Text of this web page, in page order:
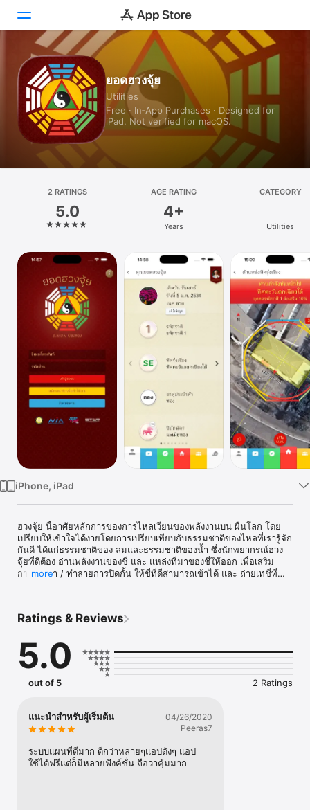
Today
Games
Apps
Arcade
Platform
iPhone
iPad
Vision
Watch
ยอดฮวงจุ้ย
Utilities
Free · In‑App Purchases · Designed for
iPad. Not verified for macOS.
2 RATINGS
5.0
AGE RATING
4+
Years
CATEGORY
Utilities
iPhone, iPad
ฮวงจุ้ย นี้อาศัยหลักการของการไหลเวียนของพลังงานบน ผืนโลก โดย
เปรียบให้เข้าใจได้ง่ายโดยการเปรียบเทียบกับธรรมชาติของไหลที่เรารู้จัก
กันดี ได้แก่ธรรมชาติของ ลมและธรรมชาติของน้ำ ซึ่งนักพยากรณ์ฮวง
จุ้ยที่ดีต้อง อ่านพลังงานของชี่ และ แหล่งที่มาของชี่ให้ออก เพื่อเสริม
การนำเข้า / ทำลายการปิดกั้น ให้ชี่ที่ดีสามารถเข้าได้ และ ถ่ายเทชี่ที่
วงจุ้ยนั้น ไม่เหมือนกันเลยในแต่ละเขตของโลก สภาพ ภูมิอากาศคนละ
เรื่องที่ต้องพิจารณากัน ในเมืองไทย บ้านเรือนไทยสมัยก่อนจัดว่าถูกหลัก
ของการ จัดฮวงจุ้ยที่ถูกต้องในสภาพอากาศนี้ สำหรับในปัจจุบัน บ้าน
เรือนไทยอาจจะไม่เหมาะ เนื่องจากราคาสูง ดังนั้นสถาปนิกที่มีต้องปรับ
เปลี่ยนสถาปัตยกรรม การจัดตามหลักฮวงจุ้ยนั้นมีการจัดเพื่อการณ์หลาย
ชะตา วันเดือนปีเกิด และดวงดาวรวมถึง หลักเชิง จิตวิทยา
services/itunes/dev/stdeula/
more
Ratings & Reviews
5.0
out of 5 2 Ratings
แนะนำสำหรับผู้เริ่มต้น
04/26/2020
Peeras7
ระบบแผนที่ดีมาก ดีกว่าหลายๆแอปดังๆ แอป
ใช้ได้ฟรีแต่ก็มีหลายฟังค์ชั่น ถือว่าคุ้มมาก